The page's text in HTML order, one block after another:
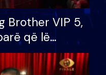
Brother VIP 5,
që lë
për